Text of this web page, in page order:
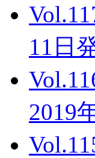
11日
2019